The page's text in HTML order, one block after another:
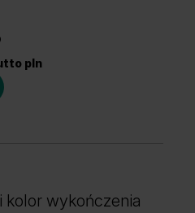
pln
kolor wykończenia